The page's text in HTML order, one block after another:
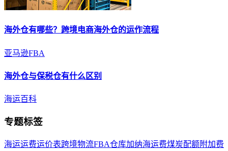
海外仓有哪些？跨境电商海外仓的运作流程
亚马逊FBA
海外仓与保税仓有什么区别
海运百科
专题标签
海运运费运价表跨境物流FBA仓库加纳海运费煤炭配额 附加费